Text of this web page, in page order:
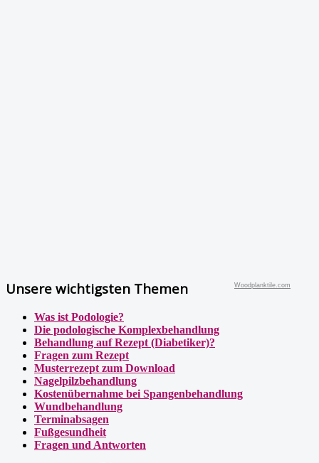
Woodplanktile.com
Unsere wichtigsten Themen
Was ist Podologie?
Die podologische Komplexbehandlung
Behandlung auf Rezept (Diabetiker)?
Fragen zum Rezept
Musterrezept zum Download
Nagelpilzbehandlung
Kostenübernahme bei Spangenbehandlung
Wundbehandlung
Terminabsagen
Fußgesundheit
Fragen und Antworten